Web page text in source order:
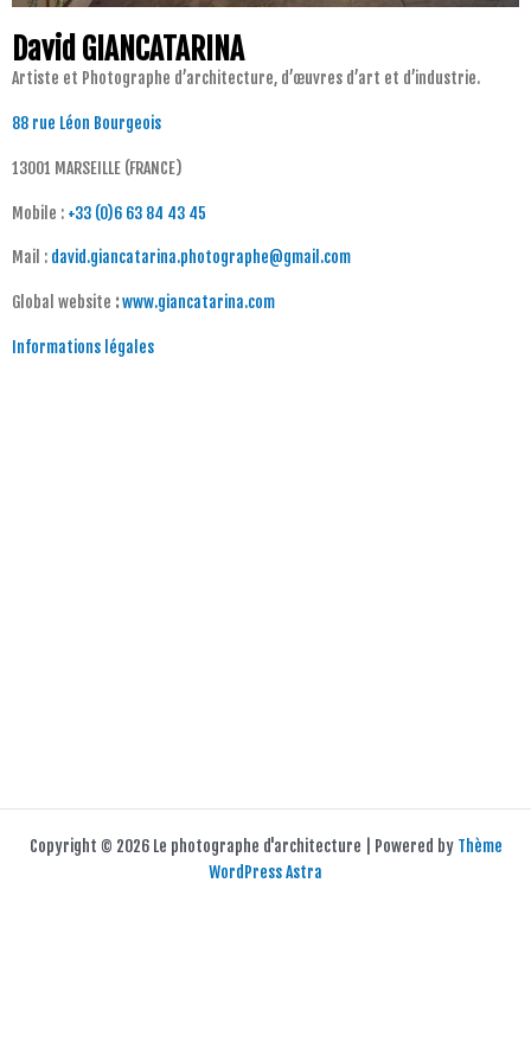
David GIANCATARINA
Artiste et Photographe d’architecture, d’œuvres d’art et d’industrie.
88 rue Léon Bourgeois
13001 MARSEILLE (FRANCE)
Mobile : +33 (0)6 63 84 43 45
Mail : david.giancatarina.photographe@gmail.com
Global website :www.giancatarina.com
Informations légales
Copyright © 2026 Le photographe d'architecture | Powered by Thème
WordPress Astra